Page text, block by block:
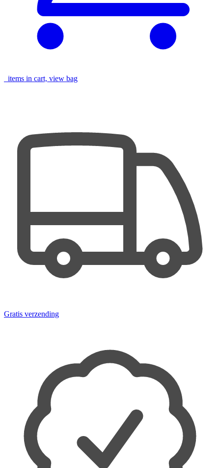
items in cart, view bag
Gratis verzending